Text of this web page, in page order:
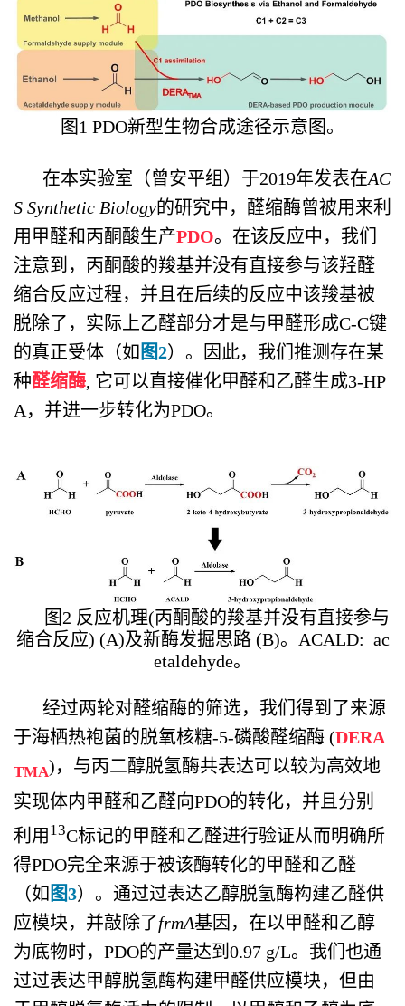
图1 PDO新型生物合成途径示意图。
在本实验室（曾安平组）于2019年发表在AC
S Synthetic Biology的研究中，醛缩酶曾被用来利
用甲醛和丙酮酸生产PDO。在该反应中，我们
注意到，丙酮酸的羧基并没有直接参与该羟醛
缩合反应过程，并且在后续的反应中该羧基被
脱除了，实际上乙醛部分才是与甲醛形成C-C键
的真正受体（如 图2）。因此，我们推测存在某
种醛缩酶, 它可以直接催化甲醛和乙醛生成3-HP
A，并进一步转化为PDO。
图2 反应机理(丙酮酸的羧基并没有直接参与
缩合反应) (A)及新酶发掘思路 (B)。ACALD: ac
etaldehyde。
经过两轮对醛缩酶的筛选，我们得到了来源
于海栖热袍菌的脱氧核糖-5-磷酸醛缩酶 (DERA
TMA)，与丙二醇脱氢酶共表达可以较为高效地
实现体内甲醛和乙醛向PDO的转化，并且分别
利用 13C标记的甲醛和乙醛进行验证从而明确所
得PDO完全来源于被该酶转化的甲醛和乙醛
（如 图3）。通过过表达乙醇脱氢酶构建乙醛供
应模块，并敲除了frmA基因，在以甲醛和乙醇
为底物时，PDO的产量达到0.97 g/L。我们也通
过过表达甲醇脱氢酶构建甲醛供应模块，但由